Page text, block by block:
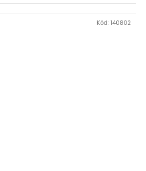
Kód: 140802